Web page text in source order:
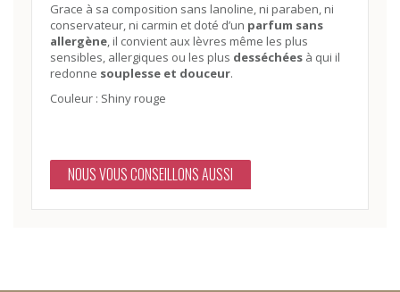
Grace à sa composition sans lanoline, ni paraben, ni
conservateur, ni carmin et doté d’un parfum sans
allergène, il convient aux lèvres même les plus
sensibles, allergiques ou les plus desséchées à qui il
redonne souplesse et douceur.
Couleur : Shiny rouge
NOUS VOUS CONSEILLONS AUSSI